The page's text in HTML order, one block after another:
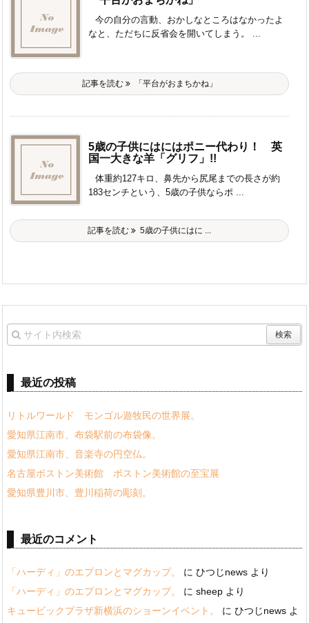
今の自分の言動、おかしなところはなかったよ
なと、ただちに反省会を開いてしまう。 ...
記事を読む 「平台がおまちかね」
5歳の子供にはにはポニー代わり！ 英
国一大きな羊「グリフ」!!
体重約127キロ、鼻先から尻尾までの長さが約
183センチという、5歳の子供ならポ ...
記事を読む 5歳の子供にはに ...
最近の投稿
リトルワールド モンゴル遊牧民の世界展。
愛知県江南市、布袋駅前の布袋像。
愛知県江南市、音楽寺の円空仏。
名古屋ボストン美術館 ボストン美術館の至宝展
愛知県豊川市、豊川稲荷の彫刻。
最近のコメント
「ハーディ」のエプロンとマグカップ。 に ひつじnews より
「ハーディ」のエプロンとマグカップ。
に sheep より
キュービックプラザ新横浜のショーンイベント。
に ひつじnews よ